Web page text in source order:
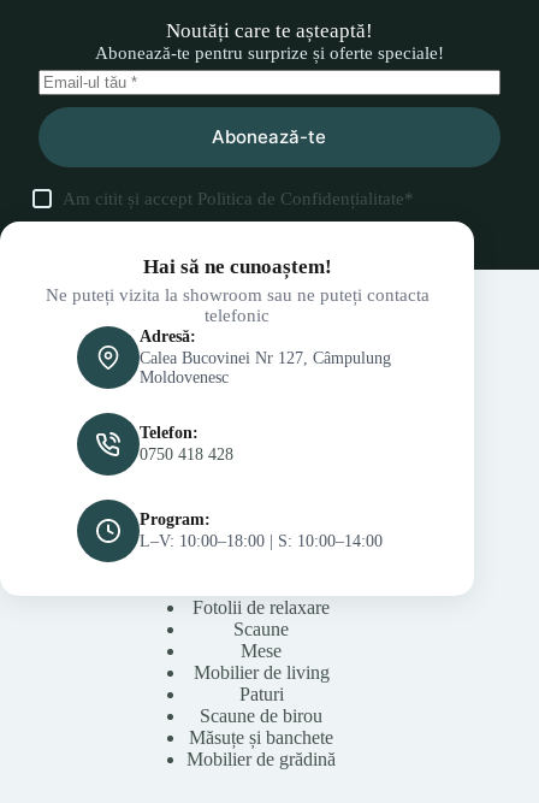
Noutăți care te așteaptă!
Abonează-te pentru surprize și oferte speciale!
Abonează-te
Am citit și accept Politica de Confidențialitate*
Hai să ne cunoaștem!
Ne puteți vizita la showroom sau ne puteți contacta
telefonic
Adresă:
Calea Bucovinei Nr 127, Câmpulung
Moldovenesc
Telefon:
0750 418 428
Program:
L–V: 10:00–18:00 | S: 10:00–14:00
Fotolii de relaxare
Scaune
Mese
Mobilier de living
Paturi
Scaune de birou
Măsuțe și banchete
Mobilier de grădină